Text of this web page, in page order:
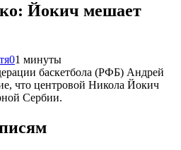
Йокич мешает
01 минуты
баскетбола (РФБ) Андрей
что центровой Никола Йокич
Сербии.